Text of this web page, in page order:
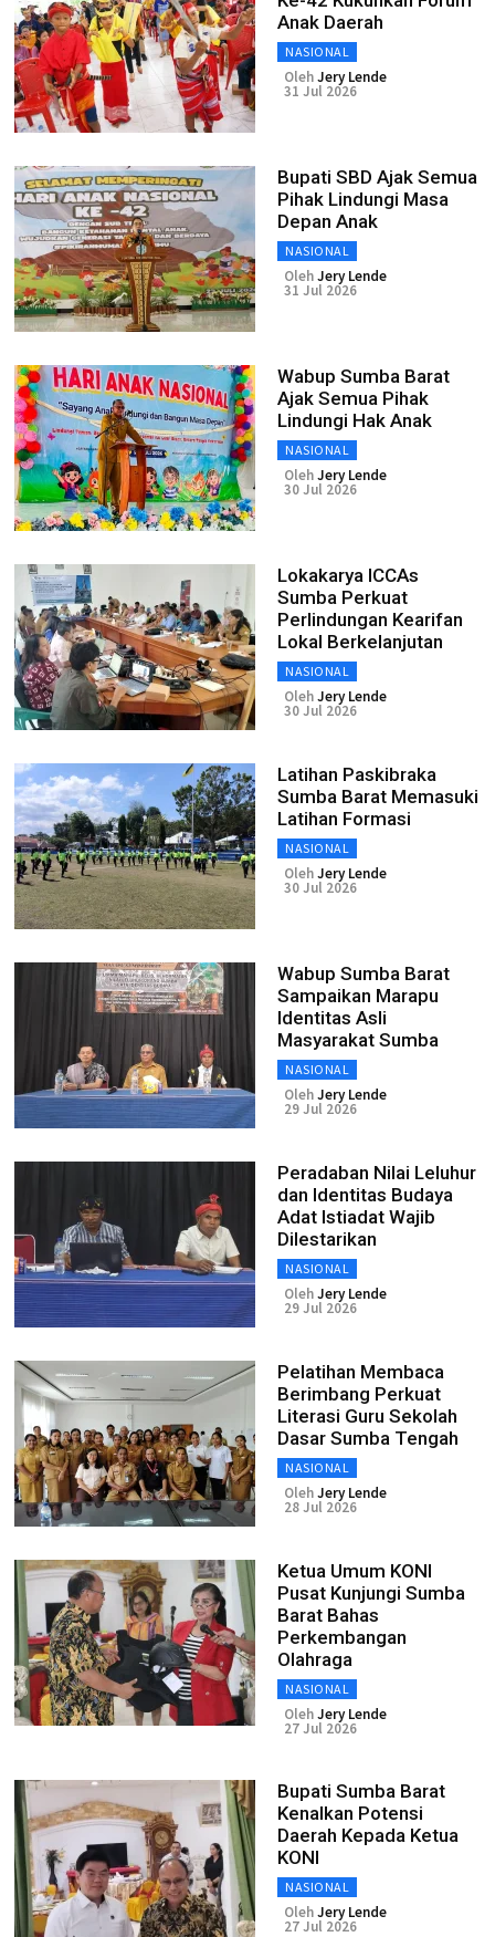
Anak Daerah
NASIONAL
OlehJery Lende
31 Jul 2026
Bupati SBD Ajak Semua
Pihak Lindungi Masa
Depan Anak
NASIONAL
OlehJery Lende
31 Jul 2026
Wabup Sumba Barat
Ajak Semua Pihak
Lindungi Hak Anak
NASIONAL
OlehJery Lende
30 Jul 2026
Lokakarya ICCAs
Sumba Perkuat
Perlindungan Kearifan
Lokal Berkelanjutan
NASIONAL
OlehJery Lende
30 Jul 2026
Latihan Paskibraka
Sumba Barat Memasuki
Latihan Formasi
NASIONAL
OlehJery Lende
30 Jul 2026
Wabup Sumba Barat
Sampaikan Marapu
Identitas Asli
Masyarakat Sumba
NASIONAL
OlehJery Lende
29 Jul 2026
Peradaban Nilai Leluhur
dan Identitas Budaya
Adat Istiadat Wajib
Dilestarikan
NASIONAL
OlehJery Lende
29 Jul 2026
Pelatihan Membaca
Berimbang Perkuat
Literasi Guru Sekolah
Dasar Sumba Tengah
NASIONAL
OlehJery Lende
28 Jul 2026
Ketua Umum KONI
Pusat Kunjungi Sumba
Barat Bahas
Perkembangan
Olahraga
NASIONAL
OlehJery Lende
27 Jul 2026
Bupati Sumba Barat
Kenalkan Potensi
Daerah Kepada Ketua
KONI
NASIONAL
OlehJery Lende
27 Jul 2026